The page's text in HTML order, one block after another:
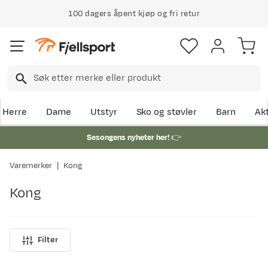
100 dagers åpent kjøp og fri retur
Herre Dame Utstyr Sko og støvler Barn
Sesongens nyheter her!👉
Varemerker Kong
Kong
Filter